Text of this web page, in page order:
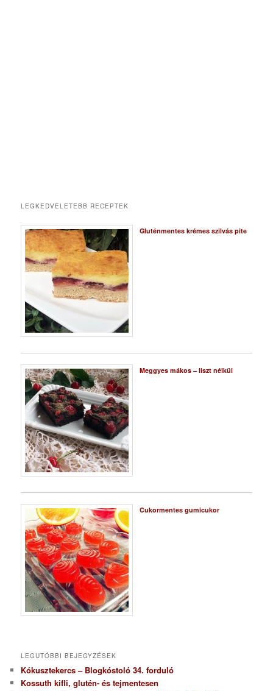
LEGKEDVELETEBB RECEPTEK
Gluténmentes krémes szilvás pite
Meggyes mákos – liszt nélkül
Cukormentes gumicukor
LEGUTÓBBI BEJEGYZÉSEK
Kókusztekercs – Blogkóstoló 34. forduló
Kossuth kifli, glutén- és tejmentesen